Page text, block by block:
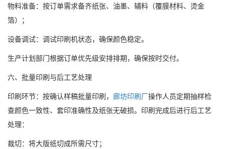
物料准备：按订单需求备齐纸张、油墨、辅料（覆膜材料、烫金
箔）；
设备调试：调试印刷机状态，确保颜色稳定。
生产计划部门根据订单优先级安排排期，确保按时交付。
六、批量印刷与后工艺处理
印刷环节：按确认样稿批量印刷， 廊坊印刷厂操作人员定期抽样检
查颜色一致性、套印准确性及纸张无破损。印刷完成后进行后工艺
处理：
裁切：将大版纸切成所需尺寸；